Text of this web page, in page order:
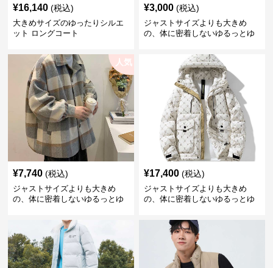
¥16,140 (税込)
大きめサイズのゆったりシルエ
ット ロングコート
¥3,000 (税込)
ジャストサイズよりも大きめ
の、体に密着しないゆるっとゆ
ゆったりダッフルフード付きコ
人気
¥7,740 (税込)
ジャストサイズよりも大きめ
の、体に密着しないゆるっとゆ
ゆったりチェック柄ウールブレ
ンドコート
¥17,400 (税込)
ジャストサイズよりも大きめ
の、体に密着しないゆるっとゆ
ゆったりモノグラムキルティン
グダウンジャケット